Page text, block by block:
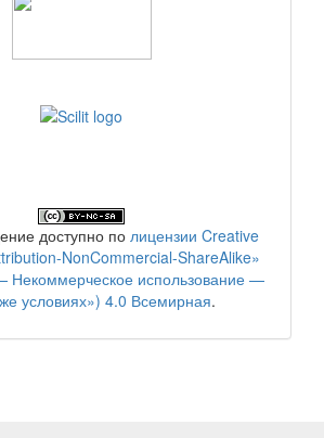
доступно по лицензии Creative
NonCommercial-ShareAlike»
Некоммерческое использование —
условиях») 4.0 Всемирная.